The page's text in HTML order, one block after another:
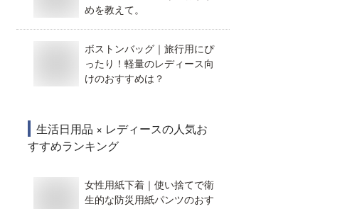
めを教えて。
ボストンバッグ｜旅行用にぴ
ったり！軽量のレディース向
けのおすすめは？
生活日用品 × レディースの人気お
すすめランキング
女性用紙下着｜使い捨てで衛
生的な防災用紙パンツのおす